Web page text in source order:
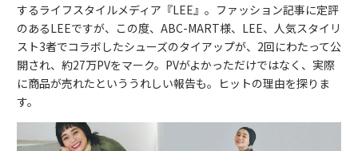
するライフスタイルメディア『LEE』。ファッション記事に定評
のあるLEEですが、この度、ABC-MART様、LEE、人気スタイリ
スト3者でコラボしたシューズのタイアップが、2回にわたって公
開され、約27万PVをマーク。PVがよかっただけではなく、実際
に商品が売れたといううれしい報告も。ヒットの理由を探りま
す。